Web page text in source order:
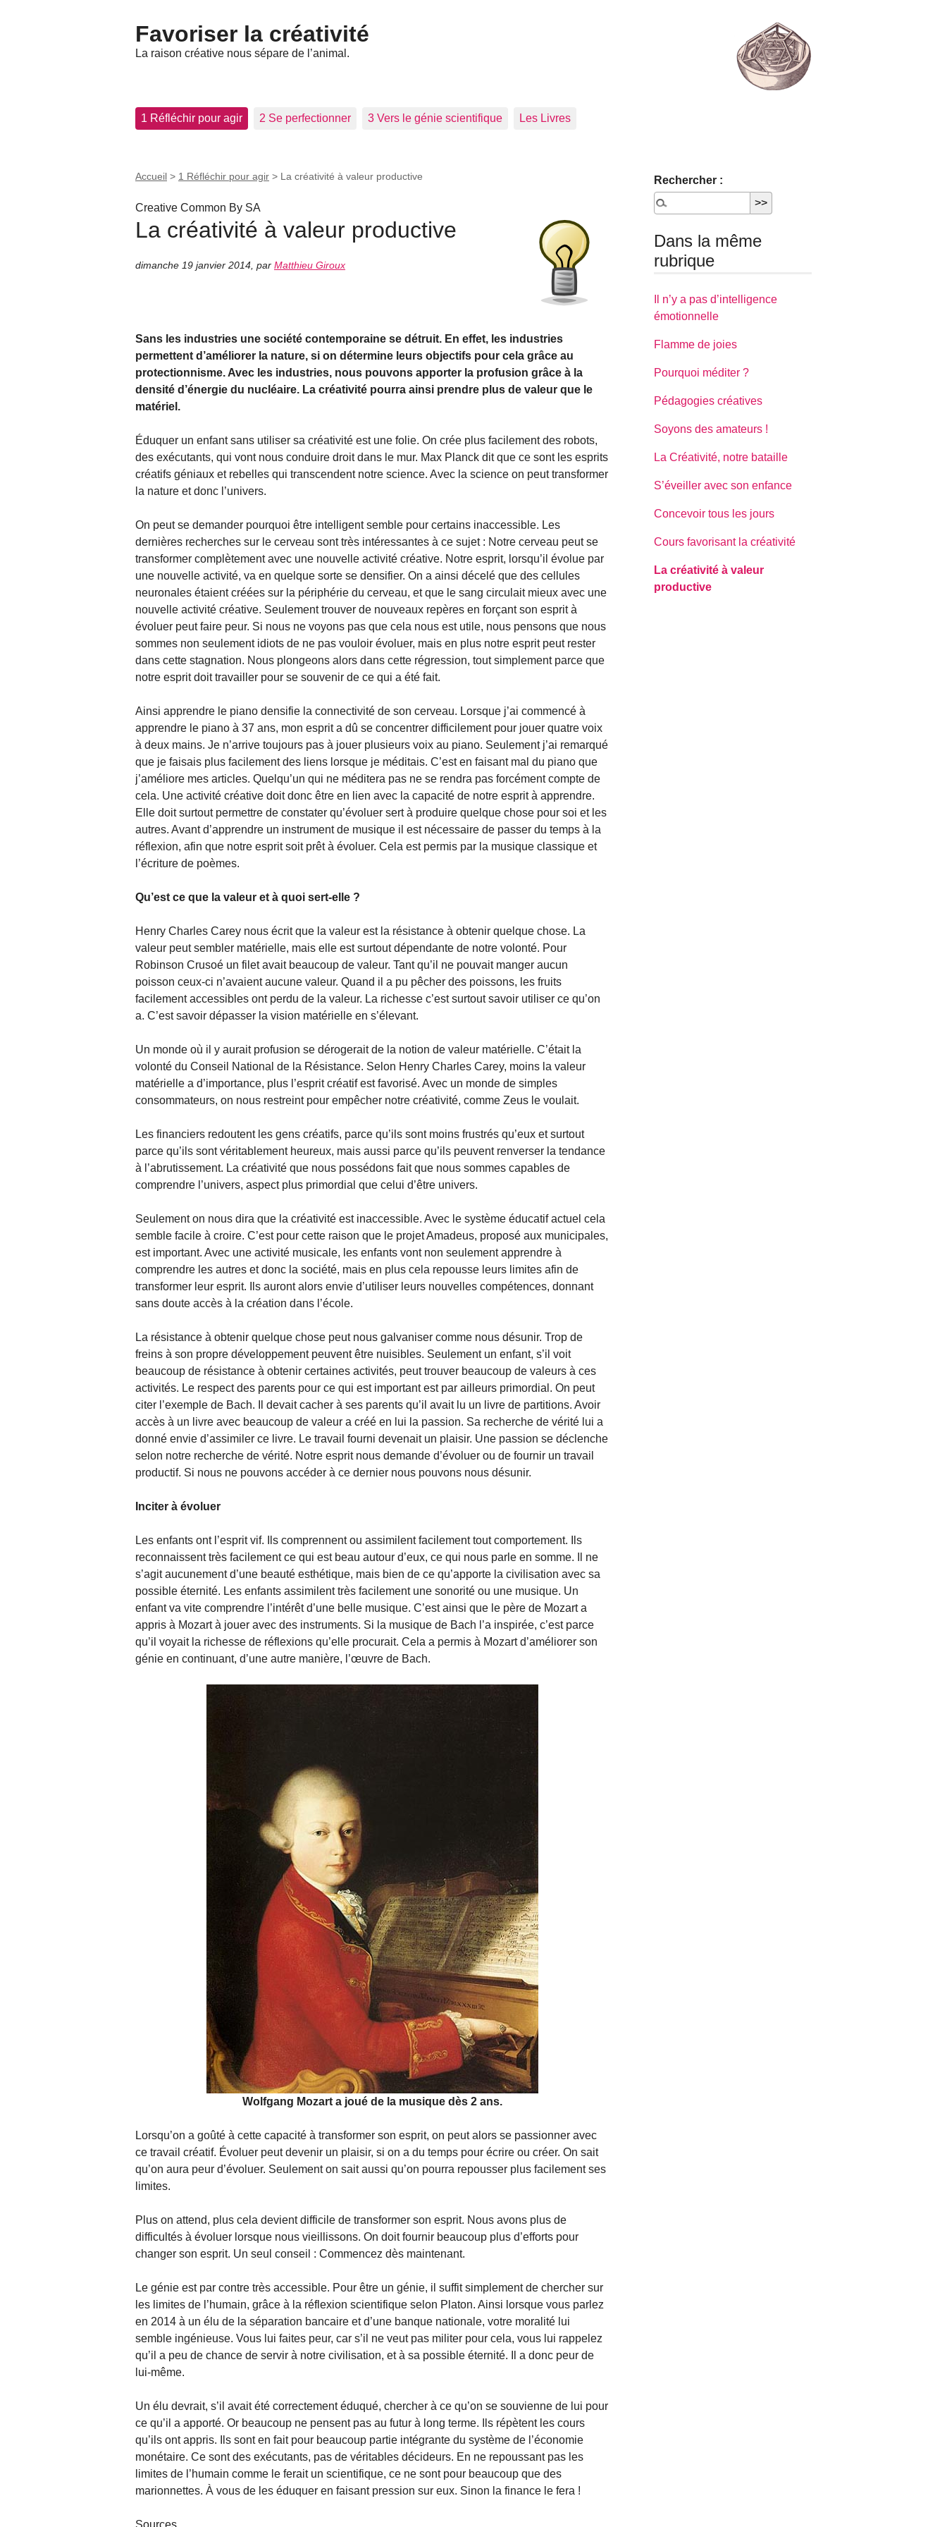
Favoriser la créativité
La raison créative nous sépare de l’animal.
1 Réfléchir pour agir 2 Se perfectionner 3 Vers le génie scientifique Les Livres
Accueil > 1 Réfléchir pour agir > La créativité à valeur productive
Creative Common By SA
La créativité à valeur productive
dimanche 19 janvier 2014 par Matthieu Giroux
Sans les industries une société contemporaine se détruit. En effet, les industries
permettent d’améliorer la nature, si on détermine leurs objectifs pour cela grâce au
protectionnisme. Avec les industries, nous pouvons apporter la profusion grâce à la
densité d’énergie du nucléaire. La créativité pourra ainsi prendre plus de valeur que le
matériel.
Éduquer un enfant sans utiliser sa créativité est une folie. On crée plus facilement des robots,
des exécutants, qui vont nous conduire droit dans le mur. Max Planck dit que ce sont les esprits
créatifs géniaux et rebelles qui transcendent notre science. Avec la science on peut transformer
la nature et donc l’univers.
On peut se demander pourquoi être intelligent semble pour certains inaccessible. Les
dernières recherches sur le cerveau sont très intéressantes à ce sujet : Notre cerveau peut se
transformer complètement avec une nouvelle activité créative. Notre esprit, lorsqu’il évolue par
une nouvelle activité, va en quelque sorte se densifier. On a ainsi décelé que des cellules
neuronales étaient créées sur la périphérie du cerveau, et que le sang circulait mieux avec une
nouvelle activité créative. Seulement trouver de nouveaux repères en forçant son esprit à
évoluer peut faire peur. Si nous ne voyons pas que cela nous est utile, nous pensons que nous
sommes non seulement idiots de ne pas vouloir évoluer, mais en plus notre esprit peut rester
dans cette stagnation. Nous plongeons alors dans cette régression, tout simplement parce que
notre esprit doit travailler pour se souvenir de ce qui a été fait.
Ainsi apprendre le piano densifie la connectivité de son cerveau. Lorsque j’ai commencé à
apprendre le piano à 37 ans, mon esprit a dû se concentrer difficilement pour jouer quatre voix
à deux mains. Je n’arrive toujours pas à jouer plusieurs voix au piano. Seulement j’ai remarqué
que je faisais plus facilement des liens lorsque je méditais. C’est en faisant mal du piano que
j’améliore mes articles. Quelqu’un qui ne méditera pas ne se rendra pas forcément compte de
cela. Une activité créative doit donc être en lien avec la capacité de notre esprit à apprendre.
Elle doit surtout permettre de constater qu’évoluer sert à produire quelque chose pour soi et les
autres. Avant d’apprendre un instrument de musique il est nécessaire de passer du temps à la
réflexion, afin que notre esprit soit prêt à évoluer. Cela est permis par la musique classique et
l’écriture de poèmes.
Qu’est ce que la valeur et à quoi sert-elle ?
Henry Charles Carey nous écrit que la valeur est la résistance à obtenir quelque chose. La
valeur peut sembler matérielle, mais elle est surtout dépendante de notre volonté. Pour
Robinson Crusoé un filet avait beaucoup de valeur. Tant qu’il ne pouvait manger aucun
poisson ceux-ci n’avaient aucune valeur. Quand il a pu pêcher des poissons, les fruits
facilement accessibles ont perdu de la valeur. La richesse c’est surtout savoir utiliser ce qu’on
a. C’est savoir dépasser la vision matérielle en s’élevant.
Un monde où il y aurait profusion se dérogerait de la notion de valeur matérielle. C’était la
volonté du Conseil National de la Résistance. Selon Henry Charles Carey, moins la valeur
matérielle a d’importance, plus l’esprit créatif est favorisé. Avec un monde de simples
consommateurs, on nous restreint pour empêcher notre créativité, comme Zeus le voulait.
Les financiers redoutent les gens créatifs, parce qu’ils sont moins frustrés qu’eux et surtout
parce qu’ils sont véritablement heureux, mais aussi parce qu’ils peuvent renverser la tendance
à l’abrutissement. La créativité que nous possédons fait que nous sommes capables de
comprendre l’univers, aspect plus primordial que celui d’être univers.
Seulement on nous dira que la créativité est inaccessible. Avec le système éducatif actuel cela
semble facile à croire. C’est pour cette raison que le projet Amadeus, proposé aux municipales,
est important. Avec une activité musicale, les enfants vont non seulement apprendre à
comprendre les autres et donc la société, mais en plus cela repousse leurs limites afin de
transformer leur esprit. Ils auront alors envie d’utiliser leurs nouvelles compétences, donnant
sans doute accès à la création dans l’école.
La résistance à obtenir quelque chose peut nous galvaniser comme nous désunir. Trop de
freins à son propre développement peuvent être nuisibles. Seulement un enfant, s’il voit
beaucoup de résistance à obtenir certaines activités, peut trouver beaucoup de valeurs à ces
activités. Le respect des parents pour ce qui est important est par ailleurs primordial. On peut
citer l’exemple de Bach. Il devait cacher à ses parents qu’il avait lu un livre de partitions. Avoir
accès à un livre avec beaucoup de valeur a créé en lui la passion. Sa recherche de vérité lui a
donné envie d’assimiler ce livre. Le travail fourni devenait un plaisir. Une passion se déclenche
selon notre recherche de vérité. Notre esprit nous demande d’évoluer ou de fournir un travail
productif. Si nous ne pouvons accéder à ce dernier nous pouvons nous désunir.
Inciter à évoluer
Les enfants ont l’esprit vif. Ils comprennent ou assimilent facilement tout comportement. Ils
reconnaissent très facilement ce qui est beau autour d’eux, ce qui nous parle en somme. Il ne
s’agit aucunement d’une beauté esthétique, mais bien de ce qu’apporte la civilisation avec sa
possible éternité. Les enfants assimilent très facilement une sonorité ou une musique. Un
enfant va vite comprendre l’intérêt d’une belle musique. C’est ainsi que le père de Mozart a
appris à Mozart à jouer avec des instruments. Si la musique de Bach l’a inspirée, c’est parce
qu’il voyait la richesse de réflexions qu’elle procurait. Cela a permis à Mozart d’améliorer son
génie en continuant, d’une autre manière, l’œuvre de Bach.
Wolfgang Mozart a joué de la musique dès 2 ans.
Lorsqu’on a goûté à cette capacité à transformer son esprit, on peut alors se passionner avec
ce travail créatif. Évoluer peut devenir un plaisir, si on a du temps pour écrire ou créer. On sait
qu’on aura peur d’évoluer. Seulement on sait aussi qu’on pourra repousser plus facilement ses
limites.
Plus on attend, plus cela devient difficile de transformer son esprit. Nous avons plus de
difficultés à évoluer lorsque nous vieillissons. On doit fournir beaucoup plus d’efforts pour
changer son esprit. Un seul conseil : Commencez dès maintenant.
Le génie est par contre très accessible. Pour être un génie, il suffit simplement de chercher sur
les limites de l’humain, grâce à la réflexion scientifique selon Platon. Ainsi lorsque vous parlez
en 2014 à un élu de la séparation bancaire et d’une banque nationale, votre moralité lui
semble ingénieuse. Vous lui faites peur, car s’il ne veut pas militer pour cela, vous lui rappelez
qu’il a peu de chance de servir à notre civilisation, et à sa possible éternité. Il a donc peur de
lui-même.
Un élu devrait, s’il avait été correctement éduqué, chercher à ce qu’on se souvienne de lui pour
ce qu’il a apporté. Or beaucoup ne pensent pas au futur à long terme. Ils répètent les cours
qu’ils ont appris. Ils sont en fait pour beaucoup partie intégrante du système de l’économie
monétaire. Ce sont des exécutants, pas de véritables décideurs. En ne repoussant pas les
limites de l’humain comme le ferait un scientifique, ce ne sont pour beaucoup que des
marionnettes. À vous de les éduquer en faisant pression sur eux. Sinon la finance le fera !
Sources
Rechercher :
Dans la même
rubrique
Il n’y a pas d’intelligence
émotionnelle
Flamme de joies
Pourquoi méditer ?
Pédagogies créatives
Soyons des amateurs !
La Créativité, notre bataille
S’éveiller avec son enfance
Concevoir tous les jours
Cours favorisant la créativité
La créativité à valeur
productive